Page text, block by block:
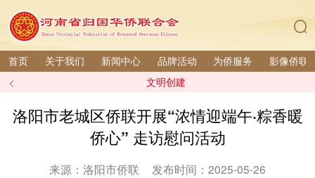
首页 关于我们 新闻中心 品牌活动 为侨服务 影像侨联
< 文明创建
洛阳市老城区侨联开展“浓情迎端午·粽香暖
侨心” 走访慰问活动
来源：洛阳市侨联 发布时间：2025-05-26